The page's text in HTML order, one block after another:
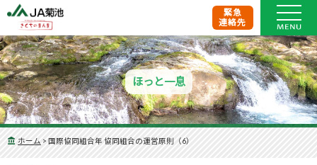
緊急
連絡先
ほっと一息
ホーム > 国際協同組合年 協同組合の運営原則（6）